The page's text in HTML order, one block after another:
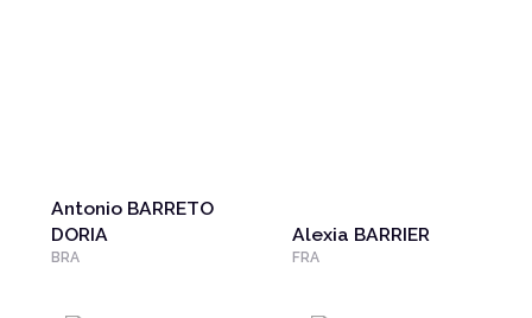
Antonio BARRETO
DORIA
BRA
Alexia BARRIER
FRA